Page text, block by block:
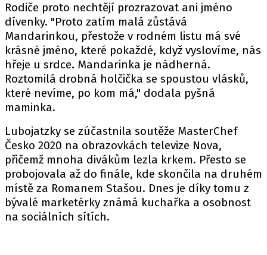
Rodiče proto nechtějí prozrazovat ani jméno
dívenky. "Proto zatím malá zůstává
Mandarinkou, přestože v rodném listu má své
krásné jméno, které pokaždé, když vyslovíme, nás
hřeje u srdce. Mandarinka je nádherná.
Roztomilá drobná holčička se spoustou vlásků,
které nevíme, po kom má," dodala pyšná
maminka.
Lubojatzky se zúčastnila soutěže MasterChef
Česko 2020 na obrazovkách televize Nova,
přičemž mnoha divákům lezla krkem. Přesto se
probojovala až do finále, kde skončila na druhém
místě za Romanem Stašou. Dnes je díky tomu z
bývalé marketérky známá kuchařka a osobnost
na sociálních sítích.